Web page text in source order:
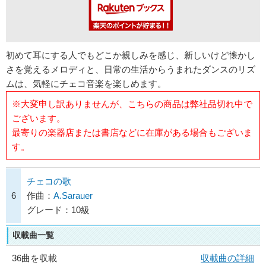
初めて耳にする人でもどこか親しみを感じ、新しいけど懐かし
さを覚えるメロディと、日常の生活からうまれたダンスのリズ
ムは、気軽にチェコ音楽を楽しめます。
※大変申し訳ありませんが、こちらの商品は弊社品切れ中で
ございます。
最寄りの楽器店または書店などに在庫がある場合もございま
す。
6
チェコの歌
作曲： A.Sarauer
グレード：10級
収載曲一覧
36曲を収載
収載曲の詳細